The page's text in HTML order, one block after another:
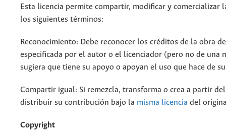
Esta licencia permite compartir, modificar y comercializar
los siguientes términos:
Reconocimiento: Debe reconocer los créditos de la obra
especificada por el autor o el licenciador (pero no de una
sugiera que tiene su apoyo o apoyan el uso que hace de
Compartir igual: Si remezcla, transforma o crea a partir
distribuir su contribución bajo la misma licencia del
Copyright